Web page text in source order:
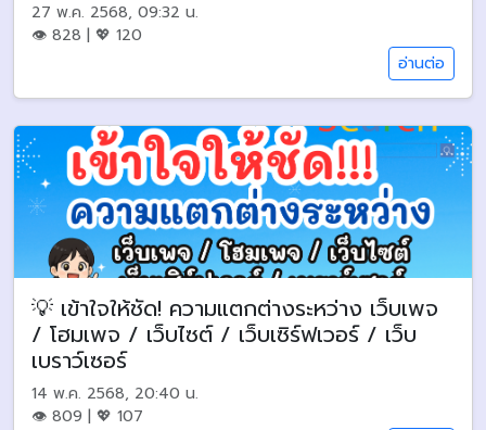
27 พ.ค. 2568, 09:32 น.
👁 828 | 💖 120
อ่านต่อ
💡 เข้าใจให้ชัด! ความแตกต่างระหว่าง เว็บเพจ
/ โฮมเพจ / เว็บไซต์ / เว็บเซิร์ฟเวอร์ / เว็บ
เบราว์เซอร์
14 พ.ค. 2568, 20:40 น.
👁 809 | 💖 107